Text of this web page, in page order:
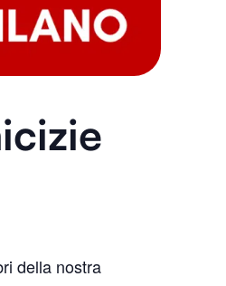
della nostra